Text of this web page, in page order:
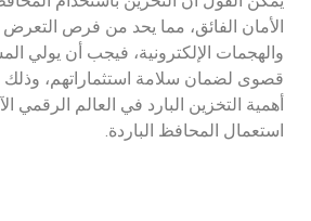
الأمان الفائق، مما يحد من فرص التعرض
والهجمات الإلكترونية، فيجب أن يولي
قصوى لضمان سلامة استثماراتهم،
أهمية التخزين البارد في العالم الرقمي
استعمال المحافظ الباردة.